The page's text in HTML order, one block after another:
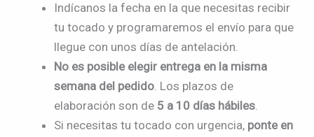
Indícanos la fecha en la que necesitas recibir
tu tocado y programaremos el envío para que
llegue con unos días de antelación.
No es posible elegir entrega en la misma
semana del pedido. Los plazos de
elaboración son de 5 a 10 días hábiles.
Si necesitas tu tocado con urgencia, ponte en